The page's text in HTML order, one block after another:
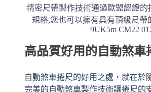
高品質好用的自動煞車
自動煞車捲尺的好用之處，就在於
完美的自動煞車製作技術讓捲尺的